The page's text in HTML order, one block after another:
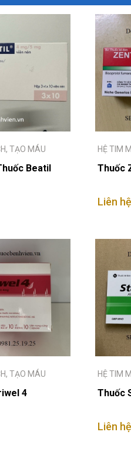
TẠO MÁU
Beatil
HỆ TIM
Thuốc
Liên hệ
TẠO MÁU
4
HỆ TIM
Thuốc
Liên hệ